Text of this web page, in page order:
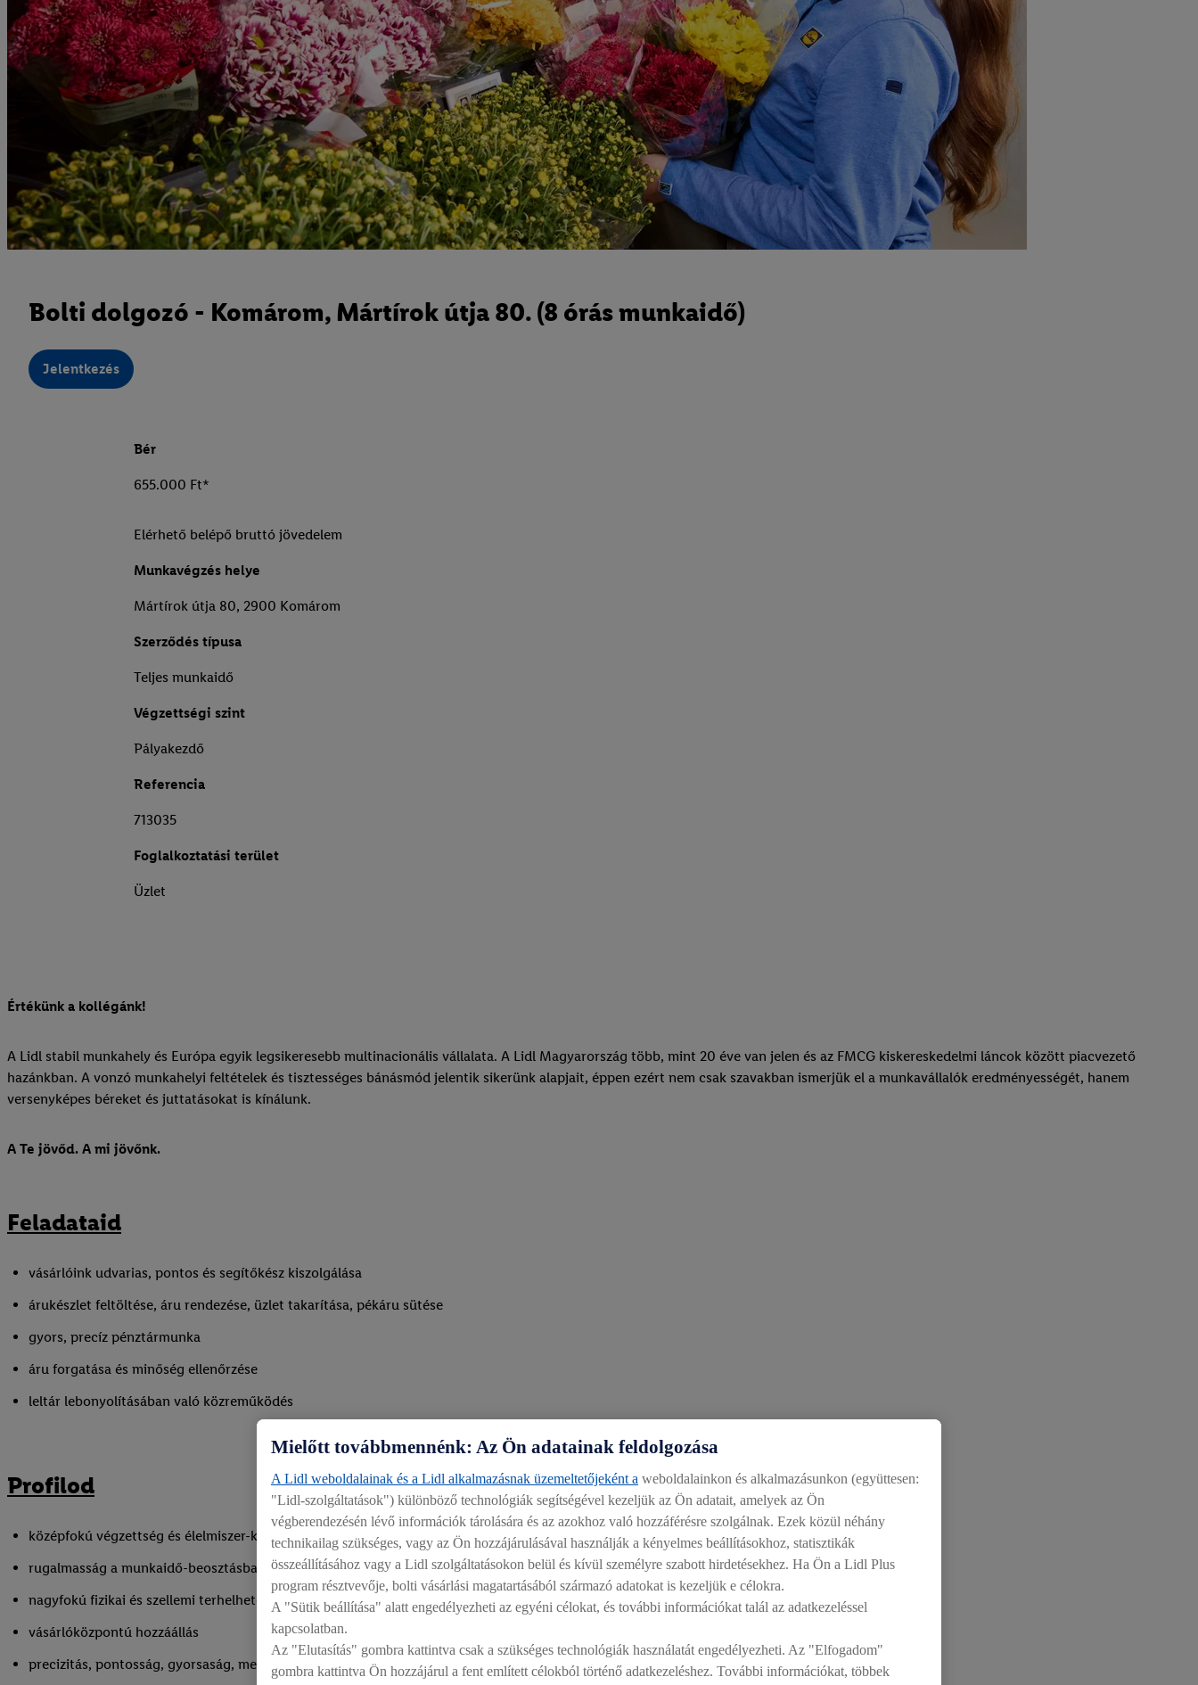
Bolti dolgozó - Komárom, Mártírok útja 80. (8 órás munkaidő)
Jelentkezés
Bér
655.000 Ft*
Elérhető belépő bruttó jövedelem
Munkavégzés helye
Mártírok útja 80, 2900 Komárom
Szerződés típusa
Teljes munkaidő
Végzettségi szint
Pályakezdő
Referencia
713035
Foglalkoztatási terület
Üzlet
Értékünk a kollégánk!
A Lidl stabil munkahely és Európa egyik legsikeresebb multinacionális vállalata. A Lidl Magyarország több, mint 20 éve van jelen és az FMCG kiskereskedelmi láncok között piacvezető
hazánkban. A vonzó munkahelyi feltételek és tisztességes bánásmód jelentik sikerünk alapjait, éppen ezért nem csak szavakban ismerjük el a munkavállalók eredményességét, hanem
versenyképes béreket és juttatásokat is kínálunk.
A Te jövőd. A mi jövőnk.
Feladataid
vásárlóink udvarias, pontos és segítőkész kiszolgálása
árukészlet feltöltése, áru rendezése, üzlet takarítása, pékáru sütése
gyors, precíz pénztármunka
áru forgatása és minőség ellenőrzése
leltár lebonyolításában való közreműködés
Profilod
középfokú végzettség és élelmiszer-kereskedelmi tapasztalat előny
rugalmasság a munkaidő-beosztásban, hétvégi műszak vállalása
nagyfokú fizikai és szellemi terhelhetőség
vásárlóközpontú hozzáállás
precizitás, pontosság, gyorsaság, megbízhatóság és barátságosság
Mielőtt továbbmennénk: Az Ön adatainak feldolgozása
A Lidl weboldalainak és a Lidl alkalmazásnak üzemeltetőjeként a weboldalainkon és alkalmazásunkon (együttesen:
"Lidl-szolgáltatások") különböző technológiák segítségével kezeljük az Ön adatait, amelyek az Ön
végberendezésén lévő információk tárolására és az azokhoz való hozzáférésre szolgálnak. Ezek közül néhány
technikailag szükséges, vagy az Ön hozzájárulásával használják a kényelmes beállításokhoz, statisztikák
összeállításához vagy a Lidl szolgáltatásokon belül és kívül személyre szabott hirdetésekhez. Ha Ön a Lidl Plus
program résztvevője, bolti vásárlási magatartásából származó adatokat is kezeljük e célokra.
A "Sütik beállítása" alatt engedélyezheti az egyéni célokat, és további információkat talál az adatkezeléssel
kapcsolatban.
Az "Elutasítás" gombra kattintva csak a szükséges technológiák használatát engedélyezheti. Az "Elfogadom"
gombra kattintva Ön hozzájárul a fent említett célokból történő adatkezeléshez. További információkat, többek